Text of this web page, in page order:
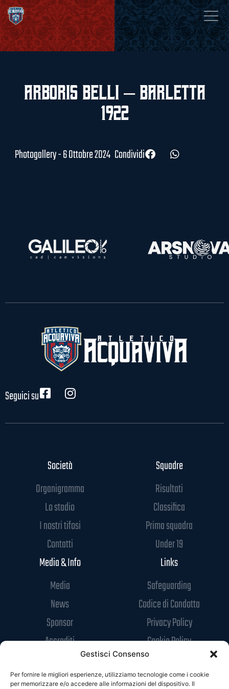
Gestisci Consenso
Per fornire le migliori esperienze, utilizziamo tecnologie come i cookie
per memorizzare e/o accedere alle informazioni del dispositivo. Il
Arboris Belli – Barletta
1922
Photogallery - 6 Ottobre 2024 Condividi
Seguici su
Società
Organigramma
Lo stadio
I nostri tifosi
Contatti
Squadre
Risultati
Classifica
Prima squadra
Under 19
Media & Info
Media
News
Sponsor
Accrediti
Links
Safeguarding
Codice di Condotta
Privacy Policy
Cookie Policy